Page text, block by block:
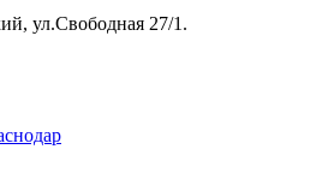
ул.Свободная 27/1.